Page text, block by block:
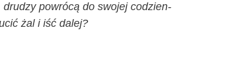
dru­dzy powró­cą do swo­jej codzien­
żal i iść dalej?